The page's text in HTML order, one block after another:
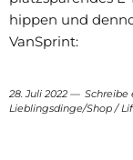
hippen und
VanSprint:
28. Juli 2022
Schreibe
Lieblingsdinge/Shop/